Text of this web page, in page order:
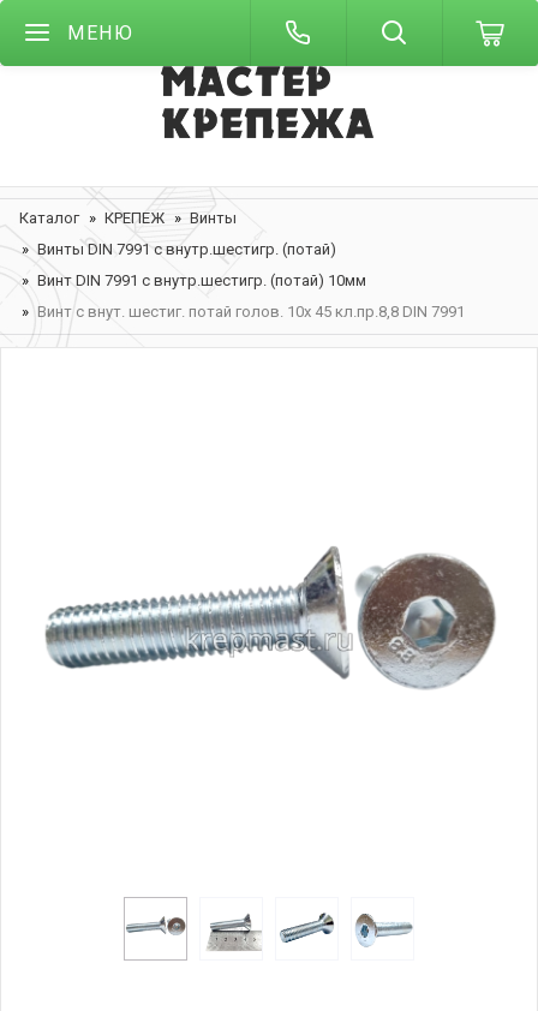
МЕНЮ
Каталог КРЕПЕЖ
Винты
Винты DIN 7991 с внутр.шестигр. (потай)
Винт DIN 7991 с внутр.шестигр. (потай) 10мм
Винт с внут. шестиг. потай голов. 10х 45 кл.пр.8,8 DIN 7991